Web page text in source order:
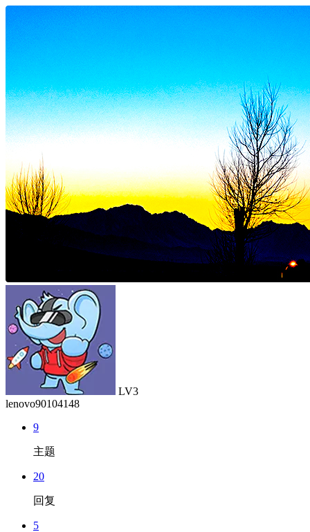
LV3
lenovo90104148
9
主题
20
回复
5